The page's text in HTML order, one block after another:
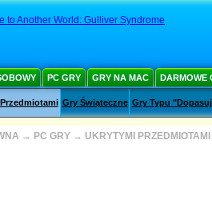
to Another World: Gulliver Syndrome
PC GRY GRY NA MAC DARMOWE
Gry Świąteczne Gry Typu
→ PC GRY → UKRYTYMI PRZEDMIOTAMI